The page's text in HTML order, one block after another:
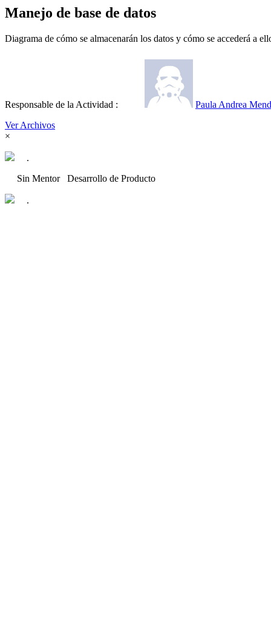
Manejo de base de datos
Diagrama de cómo se almacenarán los datos y cómo se accederá a
Responsable de la Actividad :
Paula Andrea
Ver Archivos
×
.
Sin Mentor Desarrollo de Producto
.